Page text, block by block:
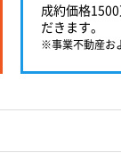
成約価格
だきます。
※事業不動産お